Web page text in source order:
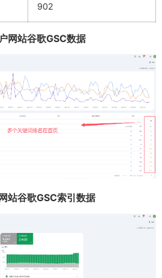
902
网站谷歌GSC数据
站谷歌GSC索引数据